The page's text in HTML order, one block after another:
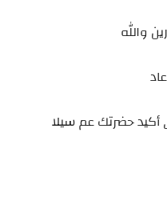
والله
حضرتك عم سيلا